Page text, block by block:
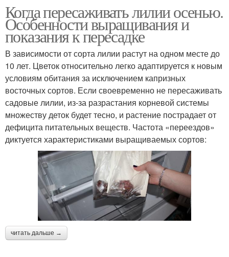
Когда пересаживать лилии осенью.
Особенности выращивания и
показания к пересадке
В зависимости от сорта лилии растут на одном месте до
10 лет. Цветок относительно легко адаптируется к новым
условиям обитания за исключением капризных
восточных сортов. Если своевременно не пересаживать
садовые лилии, из-за разрастания корневой системы
множеству деток будет тесно, и растение пострадает от
дефицита питательных веществ. Частота «переездов»
диктуется характеристиками выращиваемых сортов:
читать дальше →